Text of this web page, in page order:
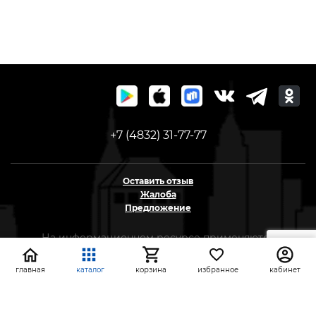
+7 (4832) 31-77-77
Оставить отзыв
Жалоба
Предложение
На информационном ресурсе применяются
рекомендательные технологии
(информационные технологии предоставления
информации на основе сбора, систематизации и
главная каталог корзина избранное кабинет